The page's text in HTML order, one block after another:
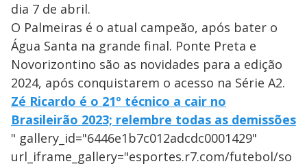
dia 7 de abril.
O Palmeiras é o atual campeão, após bater o
Água Santa na grande final. Ponte Preta e
Novorizontino são as novidades para a edição
2024, após conquistarem o acesso na Série A2.
Zé Ricardo é o 21º técnico a cair no
Brasileirão 2023; relembre todas as demissões
" gallery_id="6446e1b7c012adcdc0001429"
url_iframe_gallery="esportes.r7.com/futebol/so